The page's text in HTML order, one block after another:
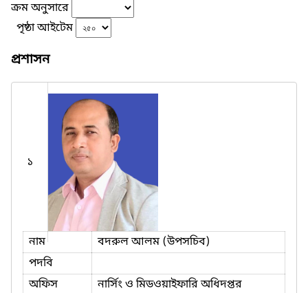
ক্রম অনুসারে
পৃষ্ঠা আইটেম
প্রশাসন
১
নাম
বদরুল আলম (উপসচিব)
পদবি
অফিস
নার্সিং ও মিডওয়াইফারি অধিদপ্তর